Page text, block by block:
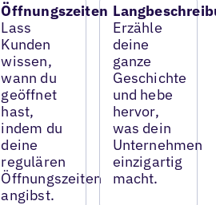
Öffnungszeiten
Lass
Kunden
wissen,
wann du
geöffnet
hast,
indem du
deine
regulären
Öffnungszeiten
angibst.
Erzähle
deine
ganze
Geschichte
und hebe
hervor,
was dein
Unternehmen
einzigartig
macht.